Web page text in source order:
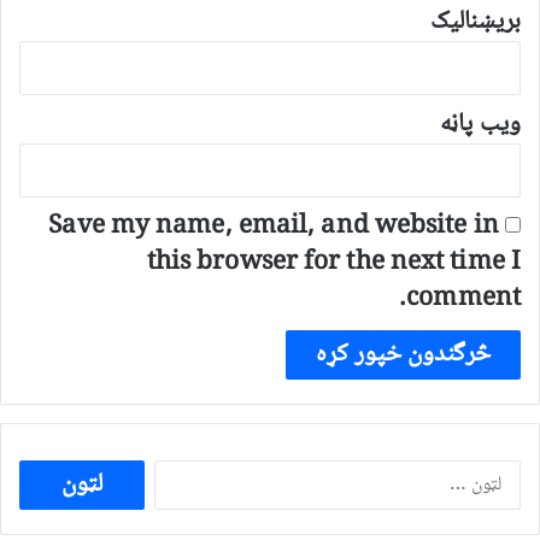
بریښنالیک
ویب پاڼه
Save my name, email, and website in
this browser for the next time I
comment.
ددی
لپاره
لټون: